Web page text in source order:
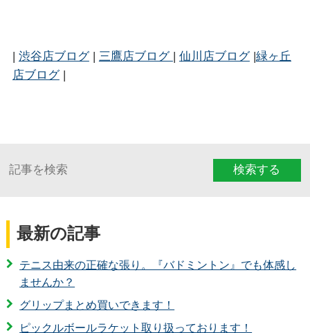
| 渋谷店ブログ| 三鷹店ブログ | 仙川店ブログ|緑ヶ丘
店ブログ|
検索する
最新の記事
テニス由来の正確な張り。『バドミントン』でも体感し
ませんか？
グリップまとめ買いできます！
ピックルボールラケット取り扱っております！